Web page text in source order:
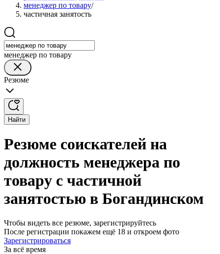
менеджер по товару/
частичная занятость
менеджер по товару
Резюме
Найти
Резюме соискателей на
должность менеджера по
товару с частичной
занятостью в Богандинском
Чтобы видеть все резюме, зарегистрируйтесь
После регистрации покажем ещё 18 и откроем фото
Зарегистрироваться
За всё время